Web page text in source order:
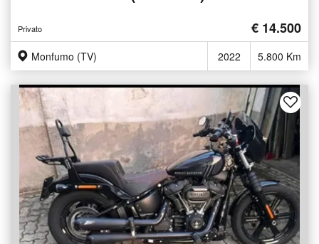
Privato € 14.500
Monfumo (TV) 2022 5.800 Km